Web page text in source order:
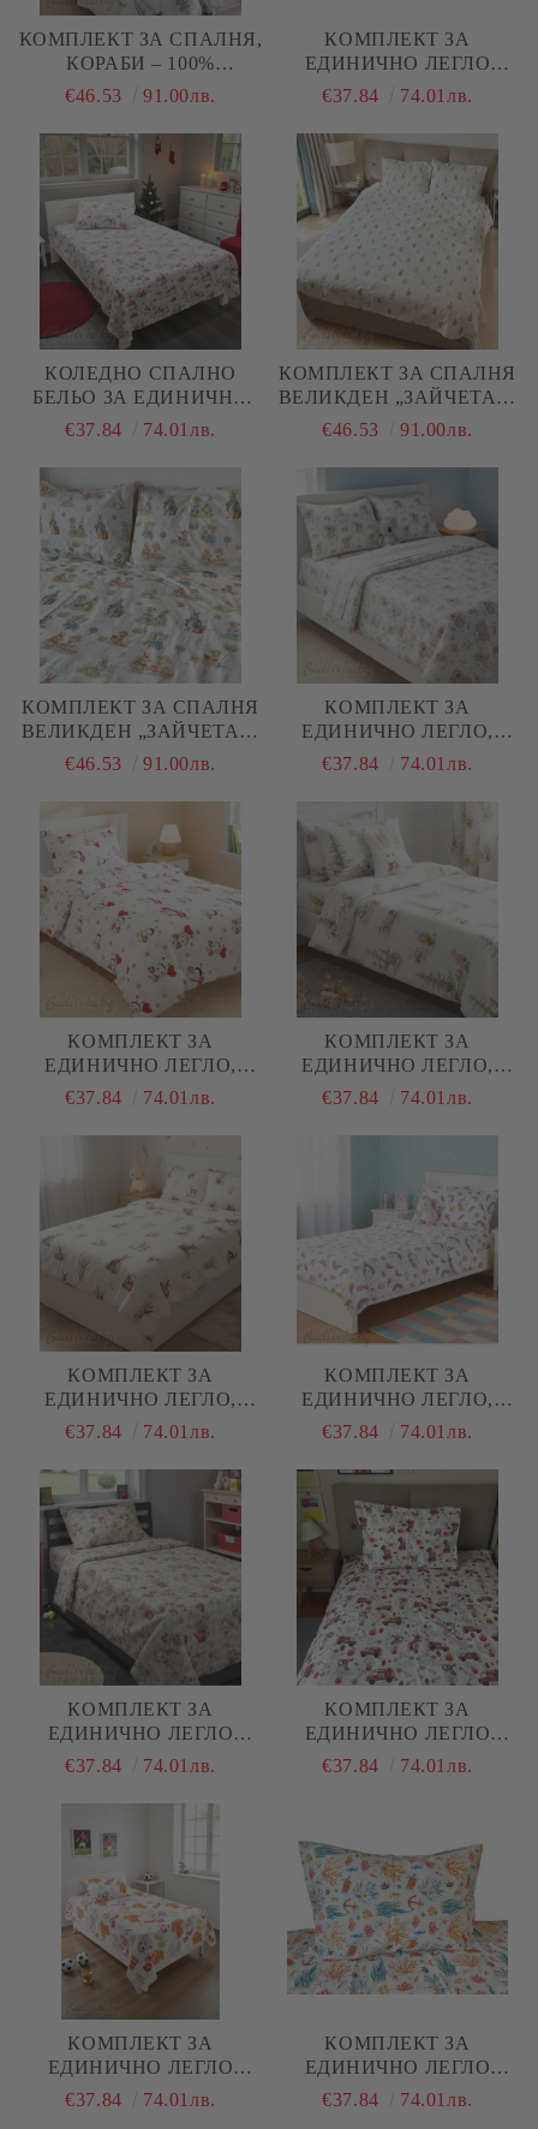
КОМПЛЕКТ ЗА СПАЛНЯ,
КОРАБИ – 100%
НАТУРАЛЕН ПАМУК
€46.53 91.00лв.
КОМПЛЕКТ ЗА
ЕДИНИЧНО ЛЕГЛО
СИНИ КРЪГОВЕ , 100%
(ПОПЛИН), 3 ЧАСТИ
€37.84 74.01лв.
КОЛЕДНО СПАЛНО
БЕЛЬО ЗА ЕДИНИЧНО
ЛЕГЛО, КОЛЕДНИ
НАТУРАЛЕН ПАМУК
(ПОПЛИН), 3 ЧАСТИ
€37.84 74.01лв.
КОМПЛЕКТ ЗА СПАЛНЯ
ВЕЛИКДЕН „ЗАЙЧЕТА И
МИШКИ“ 2 – 100%
(РАНФОРС), 4 ЧАСТИ
€46.53 91.00лв.
КОМПЛЕКТ ЗА СПАЛНЯ
ВЕЛИКДЕН „ЗАЙЧЕТА И
МИШКИ“ – 100%
(РАНФОРС), 4 ЧАСТИ
€46.53 91.00лв.
КОМПЛЕКТ ЗА
ЕДИНИЧНО ЛЕГЛО,
КОАЛА , 100%
(ПОПЛИН), 3 ЧАСТИ
€37.84 74.01лв.
КОМПЛЕКТ ЗА
ЕДИНИЧНО ЛЕГЛО,
КАЛИНКИ, 100%
(ПОПЛИН), 3 ЧАСТИ
€37.84 74.01лв.
КОМПЛЕКТ ЗА
ЕДИНИЧНО ЛЕГЛО,
ЗАЙЧЕТА В ГОРАТА,
ПАМУК (ПОПЛИН), 3
€37.84 74.01лв.
КОМПЛЕКТ ЗА
ЕДИНИЧНО ЛЕГЛО,
СЪРНИЧКИ, 100%
(ПОПЛИН), 3 ЧАСТИ
€37.84 74.01лв.
КОМПЛЕКТ ЗА
ЕДИНИЧНО ЛЕГЛО,
ВРЕМЕ ЗА ПРИНЦЕСИ,
ПАМУК (ПОПЛИН), 3
€37.84 74.01лв.
КОМПЛЕКТ ЗА
ЕДИНИЧНО ЛЕГЛО
ЛИЛАВО- ВЕСЕЛИ
НАТУРАЛЕН ПАМУК
(ПОПЛИН), 3 ЧАСТИ
€37.84 74.01лв.
КОМПЛЕКТ ЗА
ЕДИНИЧНО ЛЕГЛО
ПОЖАРНИ , 100%
€37.84 74.01лв.
КОМПЛЕКТ ЗА
ЕДИНИЧНО ЛЕГЛО
ФУТБОЛ , 100%
€37.84 74.01лв.
КОМПЛЕКТ ЗА
ЕДИНИЧНО ЛЕГЛО
МОРСКИ ОБИТАТЕЛИ ,
€37.84 74.01лв.